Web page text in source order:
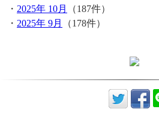
・ 2025年 10月
（187件）
・ 2025年 9月 （178件）